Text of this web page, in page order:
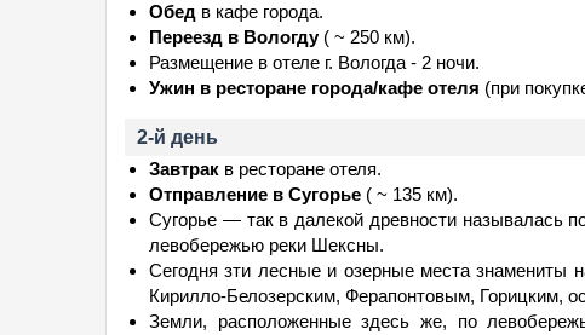
Обед в кафе города.
Переезд в Вологду( ~ 250 км).
Размещение в отеле г. Вологда - 2 ночи.
Ужин в ресторане города/кафе отеля (при
2-й день
Завтрак в ресторане отеля.
Отправление в Сугорье ( ~ 135 км).
Сугорье — так в далекой древности называлась
левобережью реки Шексны.
Сегодня зти лесные и озерные места
Кирилло-Белозерским, Ферапонтовым, Горицким,
Земли, расположенные здесь же, по